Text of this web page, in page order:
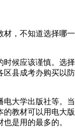
，不知道选择哪
候应该谨慎。选
县成考办购买以
大学出版社等。
教材可以用电大
是用的最多的。